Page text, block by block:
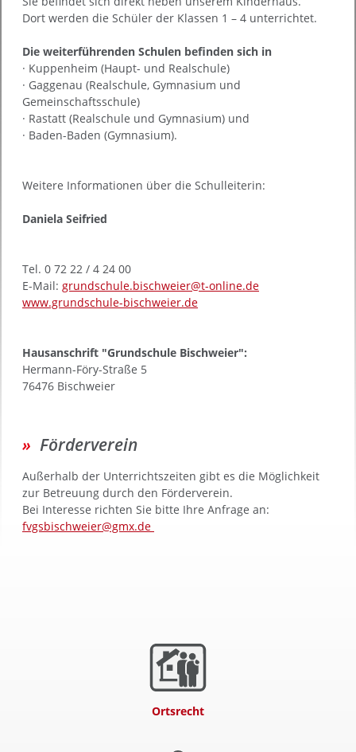
Dort werden die Schüler der Klassen 1 – 4 unterrichtet.
Die weiterführenden Schulen befinden sich in
· Kuppenheim (Haupt- und Realschule)
· Gaggenau (Realschule, Gymnasium und
Gemeinschaftsschule)
· Rastatt (Realschule und Gymnasium) und
· Baden-Baden (Gymnasium).
Weitere Informationen über die Schulleiterin:
Daniela Seifried
Tel. 0 72 22 / 4 24 00
E-Mail: grundschule.bischweier@t-online.de
www.grundschule-bischweier.de
Hausanschrift "Grundschule Bischweier":
Hermann-Föry-Straße 5
76476 Bischweier
Förderverein
Außerhalb der Unterrichtszeiten gibt es die Möglichkeit
zur Betreuung durch den Förderverein.
Bei Interesse richten Sie bitte Ihre Anfrage an:
fvgsbischweier@gmx.de
Ortsrecht